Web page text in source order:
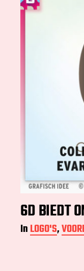
6D BIEDT
InLOGO'S,